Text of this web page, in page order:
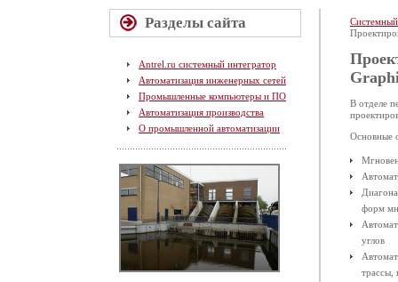
Разделы сайта
Antrel.ru системный интегратор
Автоматизация инженерных сетей
Промышленные компьютеры и ПО
Автоматизация производства
О промышленной автоматизации
В отделе
Основные
форм
углов
трассы,